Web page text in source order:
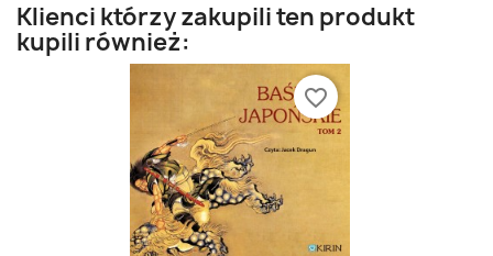
Klienci którzy zakupili ten produkt
kupili również:
favorite_border